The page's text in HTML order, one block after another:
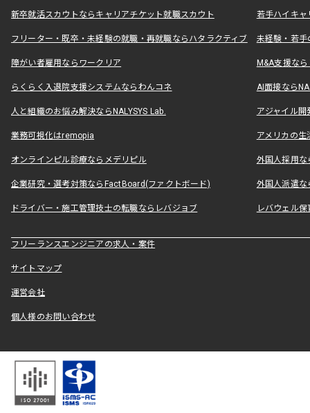
新卒就活スカウトならキャリアチケット就職スカウト 若手ハイキ
フリーター・既卒・未経験の就職・再就職ならハタラクティブ 未経験・若手
障がい者雇用ならワークリア M&A支援な
らくらく入退院支援システムならわんコネ AI面接なら
人と組織のお悩み解決ならNALYSYS Lab. アジャイル
業務可視化はremopia アメリカの
オンラインピル診療ならメデリピル 外国人採用
企業研究・選考対策ならFactBoard(ファクトボード) 外国人派遣な
ドライバー・施工管理技士の転職ならレバジョブ レバウェル
フリーランスエンジニアの求人・案件
サイトマップ
運営会社
個人様のお問い合わせ